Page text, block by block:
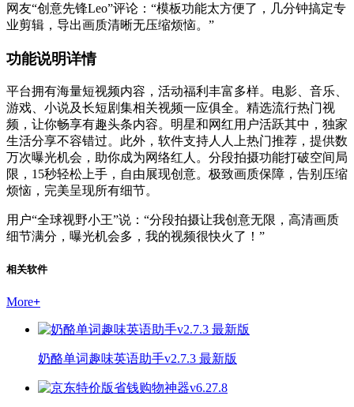
网友“创意先锋Leo”评论：“模板功能太方便了，几分钟搞定专
业剪辑，导出画质清晰无压缩烦恼。”
功能说明详情
平台拥有海量短视频内容，活动福利丰富多样。电影、音乐、
游戏、小说及长短剧集相关视频一应俱全。精选流行热门视
频，让你畅享有趣头条内容。明星和网红用户活跃其中，独家
生活分享不容错过。此外，软件支持人人上热门推荐，提供数
万次曝光机会，助你成为网络红人。分段拍摄功能打破空间局
限，15秒轻松上手，自由展现创意。极致画质保障，告别压缩
烦恼，完美呈现所有细节。
用户“全球视野小王”说：“分段拍摄让我创意无限，高清画质
细节满分，曝光机会多，我的视频很快火了！”
相关软件
More+
奶酪单词趣味英语助手v2.7.3 最新版